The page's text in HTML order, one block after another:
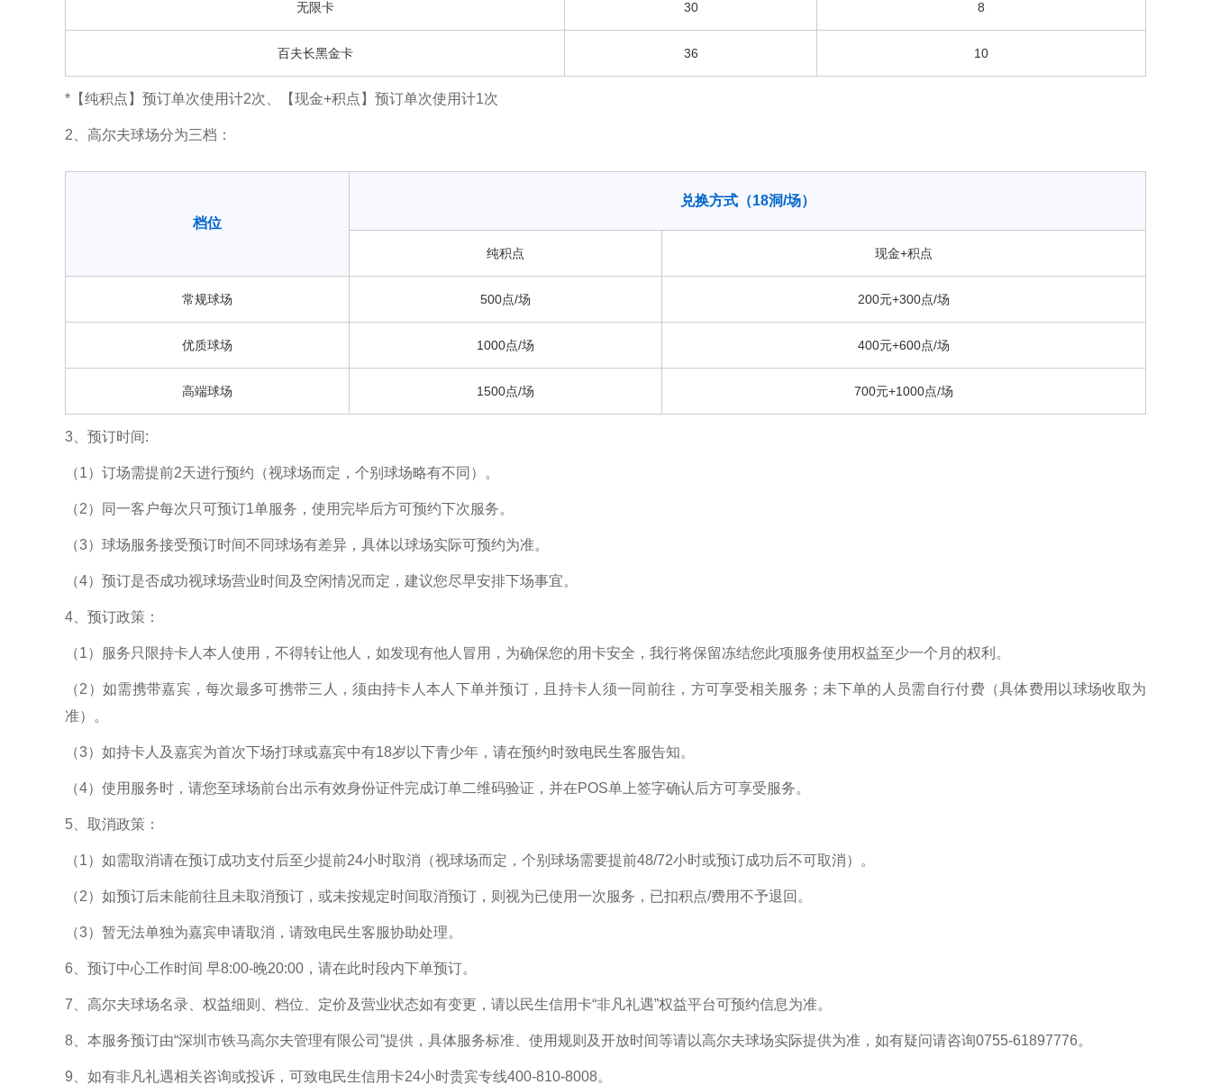
无限卡 30 8
百夫长黑金卡 36 10
*【纯积点】预订单次使用计2次、【现金+积点】预订单次使用计1次
2、高尔夫球场分为三档：
档位
兑换方式（18洞/场）
纯积点 现金+积点
常规球场 500点/场 200元+300点/场
优质球场 1000点/场 400元+600点/场
高端球场 1500点/场 700元+1000点/场
3、预订时间:
（1）订场需提前2天进行预约（视球场而定，个别球场略有不同）。
（2）同一客户每次只可预订1单服务，使用完毕后方可预约下次服务。
（3）球场服务接受预订时间不同球场有差异，具体以球场实际可预约为准。
（4）预订是否成功视球场营业时间及空闲情况而定，建议您尽早安排下场事宜。
4、预订政策：
（1）服务只限持卡人本人使用，不得转让他人，如发现有他人冒用，为确保您的用卡安全，我行将保留冻结您此项服务使用权益至少一个月的权利。
（2）如需携带嘉宾，每次最多可携带三人，须由持卡人本人下单并预订，且持卡人须一同前往，方可享受相关服务；未下单的人员需自行付费（具体费用以球场收取为
准）。
（3）如持卡人及嘉宾为首次下场打球或嘉宾中有18岁以下青少年，请在预约时致电民生客服告知。
（4）使用服务时，请您至球场前台出示有效身份证件完成订单二维码验证，并在POS单上签字确认后方可享受服务。
5、取消政策：
（1）如需取消请在预订成功支付后至少提前24小时取消（视球场而定，个别球场需要提前48/72小时或预订成功后不可取消）。
（2）如预订后未能前往且未取消预订，或未按规定时间取消预订，则视为已使用一次服务，已扣积点/费用不予退回。
（3）暂无法单独为嘉宾申请取消，请致电民生客服协助处理。
6、预订中心工作时间 早8:00-晚20:00，请在此时段内下单预订。
7、高尔夫球场名录、权益细则、档位、定价及营业状态如有变更，请以民生信用卡“非凡礼遇”权益平台可预约信息为准。
8、本服务预订由“深圳市铁马高尔夫管理有限公司”提供，具体服务标准、使用规则及开放时间等请以高尔夫球场实际提供为准，如有疑问请咨询0755-61897776。
9、如有非凡礼遇相关咨询或投诉，可致电民生信用卡24小时贵宾专线400-810-8008。